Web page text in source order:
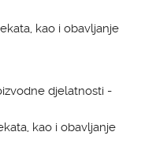
kao i obavljanje
djelatnosti -
kao i obavljanje